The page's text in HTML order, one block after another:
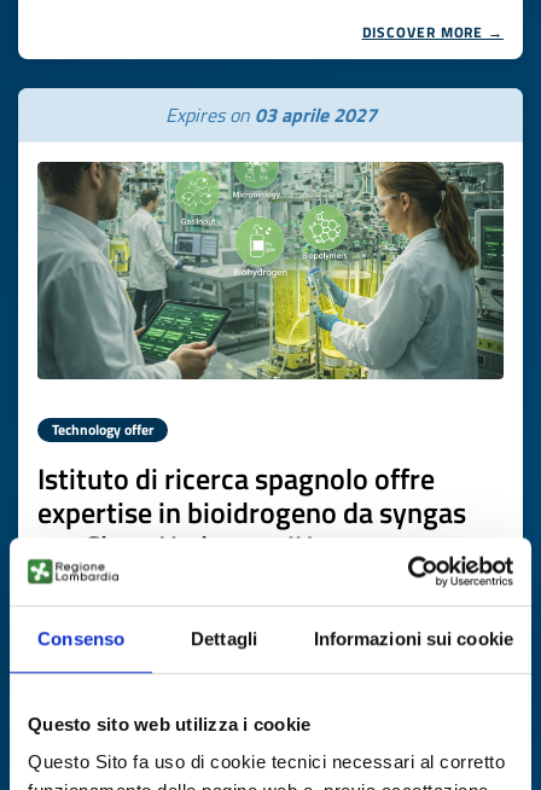
Consenso Dettagli Informazioni sui cookie
Questo sito web utilizza i cookie
Questo Sito fa uso di cookie tecnici necessari al corretto
DISCOVER MORE →
Expires on 03 aprile 2027
Technology offer
Istituto di ricerca spagnolo offre
expertise in bioidrogeno da syngas
per Clean Hydrogen JU
ID: TOES20260316009